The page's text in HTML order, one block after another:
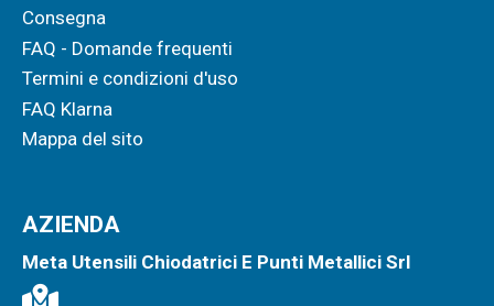
Consegna
FAQ - Domande frequenti
Termini e condizioni d'uso
FAQ Klarna
Mappa del sito
AZIENDA
Meta Utensili Chiodatrici E Punti Metallici Srl